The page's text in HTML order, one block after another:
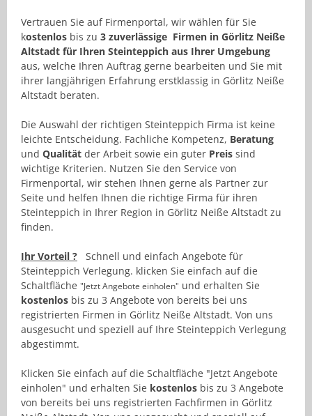
Vertrauen Sie auf Firmenportal, wir wählen für Sie
kostenlos bis zu 3 zuverlässige Firmen in Görlitz Neiße
Altstadt für Ihren Steinteppich aus Ihrer Umgebung
aus, welche Ihren Auftrag gerne bearbeiten und Sie mit
ihrer langjährigen Erfahrung erstklassig in Görlitz Neiße
Altstadt beraten.
Die Auswahl der richtigen Steinteppich Firma ist keine
leichte Entscheidung. Fachliche Kompetenz, Beratung
und Qualität der Arbeit sowie ein guter Preis sind
wichtige Kriterien. Nutzen Sie den Service von
Firmenportal, wir stehen Ihnen gerne als Partner zur
Seite und helfen Ihnen die richtige Firma für ihren
Steinteppich in Ihrer Region in Görlitz Neiße Altstadt zu
finden.
Ihr Vorteil ? Schnell und einfach Angebote für
Steinteppich Verlegung. klicken Sie einfach auf die
Schaltfläche "Jetzt Angebote einholen" und erhalten Sie
kostenlos bis zu 3 Angebote von bereits bei uns
registrierten Firmen in Görlitz Neiße Altstadt. Von uns
ausgesucht und speziell auf Ihre Steinteppich Verlegung
abgestimmt.
Klicken Sie einfach auf die Schaltfläche "Jetzt Angebote
einholen" und erhalten Sie kostenlos bis zu 3 Angebote
von bereits bei uns registrierten Fachfirmen in Görlitz